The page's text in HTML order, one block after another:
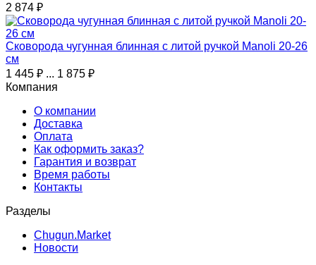
2 874 ₽
Сковорода чугунная блинная с литой ручкой Manoli 20-26
см
1 445 ₽ ... 1 875 ₽
Компания
О компании
Доставка
Оплата
Как оформить заказ?
Гарантия и возврат
Время работы
Контакты
Разделы
Chugun.Market
Новости